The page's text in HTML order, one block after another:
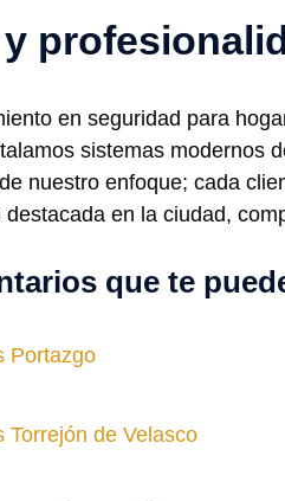
en seguridad para
sistemas modernos
nuestro enfoque; cada
en la ciudad,
que te
Portazgo
Torrejón de Velasco